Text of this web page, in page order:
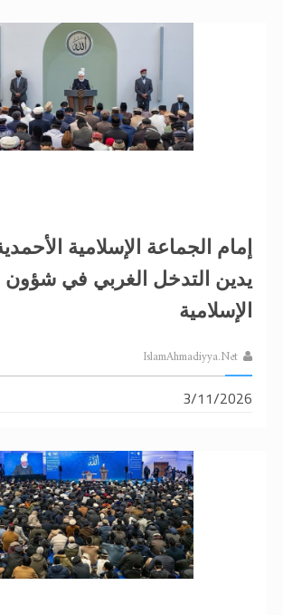
إمام الجماعة الإسلامية
يدين التدخل الغربي في شؤون
الإسلامية
IslamAhmadiyya.Net
3/11/2026